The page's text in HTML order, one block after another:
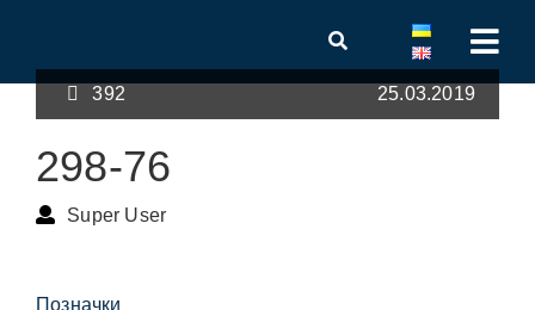
392 25.03.2019
298-76
Super User
Позначки